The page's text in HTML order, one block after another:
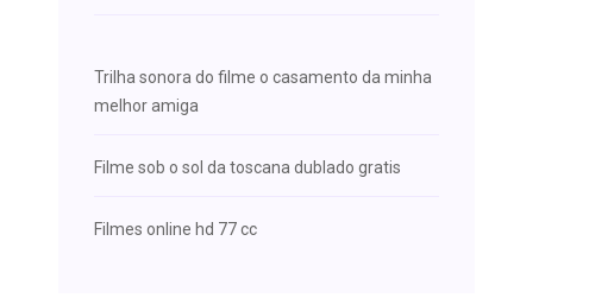
Trilha sonora do filme o casamento da minha
melhor amiga
Filme sob o sol da toscana dublado gratis
Filmes online hd 77 cc